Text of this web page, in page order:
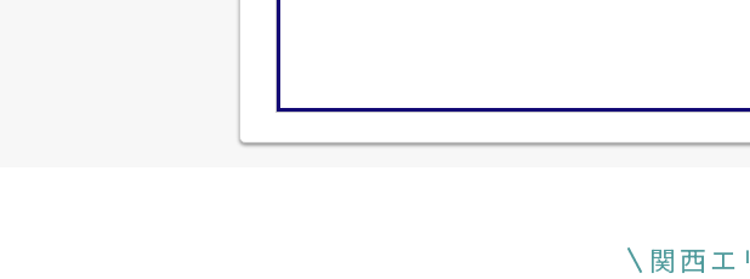
関西エ